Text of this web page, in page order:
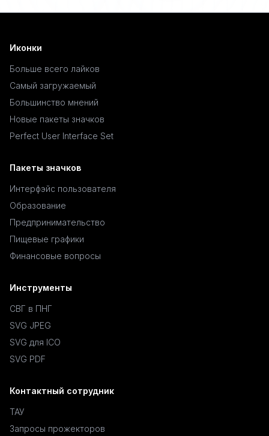
Иконки
Больше всего лайков
Самый загружаемый
Большинство мнений
Новые пакеты значков
Perfect User Interface Set
Пакеты значков
Интерфэйс пользователя
Образование
Предпринимательство
Пищевые графики
Финансовые вопросы
Инструменты
СВГ в ПНГ
SVG JPEG
SVG для ICO
SVG PDF
Контактный сотрудник
ТАУ
Запросы прожекторов